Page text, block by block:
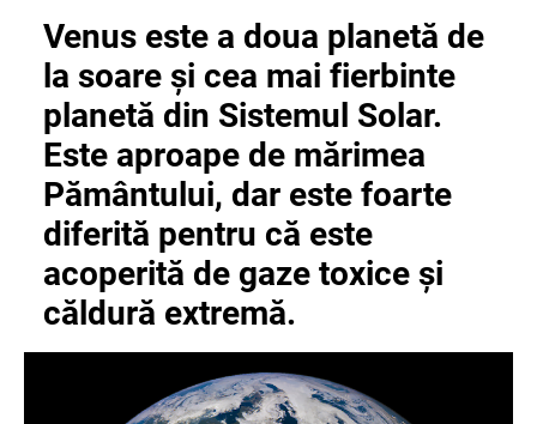
Venus este a doua planetă de
la soare și cea mai fierbinte
planetă din Sistemul Solar.
Este aproape de mărimea
Pământului, dar este foarte
diferită pentru că este
acoperită de gaze toxice și
căldură extremă.